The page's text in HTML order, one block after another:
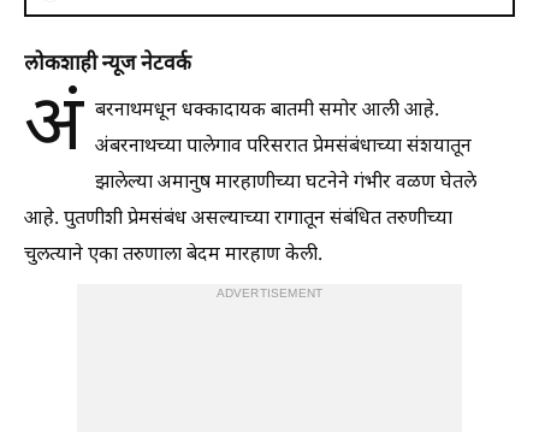
लोकशाही न्यूज नेटवर्क
अं बरनाथमधून धक्कादायक बातमी समोर आली आहे.
अंबरनाथच्या पालेगाव परिसरात प्रेमसंबंधाच्या संशयातून
झालेल्या अमानुष मारहाणीच्या घटनेने गंभीर वळण घेतले
आहे. पुतणीशी प्रेमसंबंध असल्याच्या रागातून संबंधित तरुणीच्या
चुलत्याने एका तरुणाला बेदम मारहाण केली.
ADVERTISEMENT